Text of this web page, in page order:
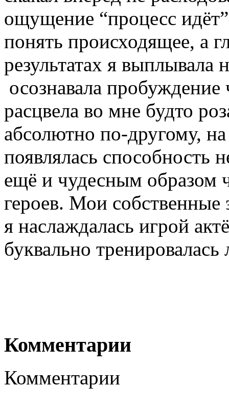
ощущение “процесс
понять происходящее, а
результатах я выплывала
осознавала
расцвела во мне будто
абсолютно по-другому,
появлялась способность
ещё и чудесным образом
героев. Мои собственные
я наслаждалась игрой
буквально
Комментарии
Комментарии